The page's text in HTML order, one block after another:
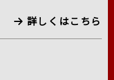
詳しくはこちら